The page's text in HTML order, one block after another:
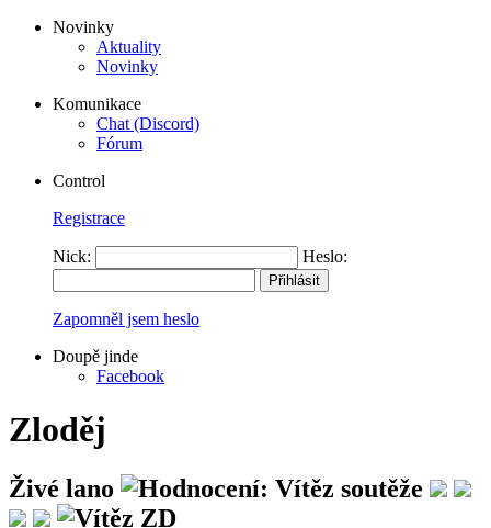
Novinky
Aktuality
Novinky
Komunikace
Chat (Discord)
Fórum
Control
Registrace
Nick: Heslo:
Zapomněl jsem heslo
Doupě jinde
Facebook
Zloděj
Živé lano